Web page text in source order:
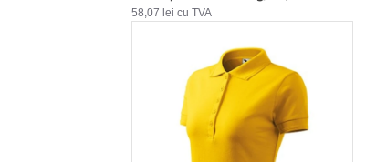
58,07 lei cu TVA